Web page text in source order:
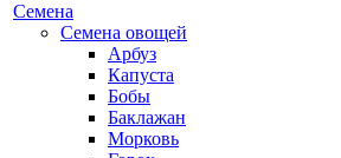
Семена
Семена овощей
Арбуз
Капуста
Бобы
Баклажан
Морковь